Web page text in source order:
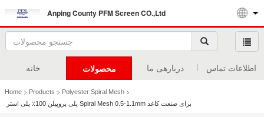
Anping County PFM Screen CO.,Ltd
خانه محصولات دربارهی ما اطلاعات تماس
Home > Products > Polyester Spiral Mesh >
پلی پروپیلن 100٪ پلی استر Spiral Mesh 0.5-1.1mm برای صنعت کاغذ